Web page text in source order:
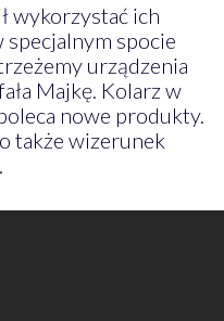
wykorzystać ich
spocie
urządzenia
Majkę. Kolarz w
nowe produkty.
także wizerunek